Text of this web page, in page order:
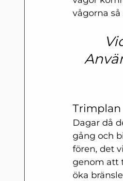
vågorna
Trimplan
Dagar då
gång och
fören, det
genom att
öka